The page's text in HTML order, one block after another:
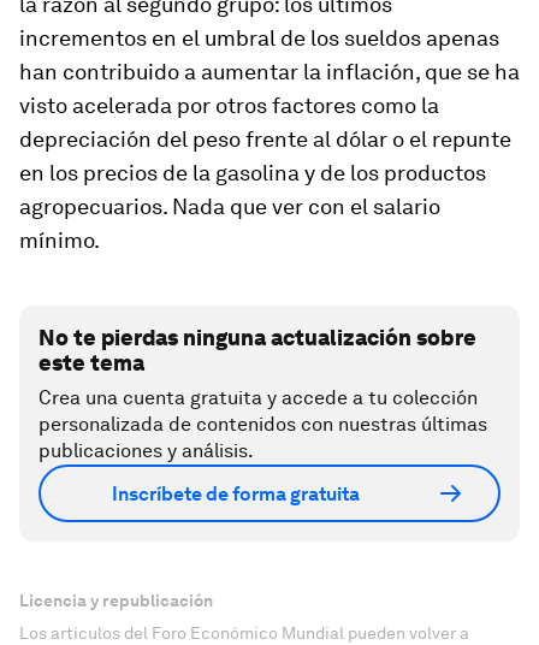
incrementos en el umbral de los sueldos apenas
han contribuido a aumentar la inflación, que se ha
visto acelerada por otros factores como la
depreciación del peso frente al dólar o el repunte
en los precios de la gasolina y de los productos
agropecuarios. Nada que ver con el salario
mínimo.
No te pierdas ninguna actualización sobre
este tema
Crea una cuenta gratuita y accede a tu colección
personalizada de contenidos con nuestras últimas
publicaciones y análisis.
Inscríbete de forma gratuita
Licencia y republicación
Los artículos del Foro Económico Mundial pueden volver a